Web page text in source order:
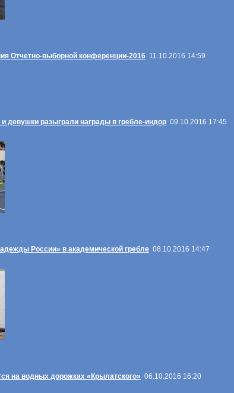
Отчетно-выборной конференции-2016 11.10.2016 14:59
девушки разыграли награды в гребле-индор 09.10.2016 17:45
России» в академической гребле 08.10.2016 14:47
на водных дорожках «Крылатского» 06.10.2016 16:20